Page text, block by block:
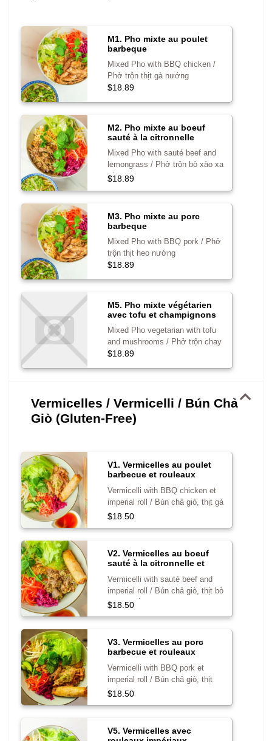
M1. Pho mixte au poulet
barbeque
Mixed Pho with BBQ chicken /
Phở trộn thịt gà nướng
$18.89
M2. Pho mixte au boeuf
sauté à la citronnelle
Mixed Pho with sauté beef and
lemongrass / Phở trộn bò xào xa
tế
$18.89
M3. Pho mixte au porc
barbeque
Mixed Pho with BBQ pork / Phở
trộn thịt heo nướng
$18.89
M5. Pho mixte végétarien
avec tofu et champignons
Mixed Pho vegetarian with tofu
and mushrooms / Phở trộn chay
$18.89
Vermicelles / Vermicelli / Bún Chả
Giò (Gluten-Free)
V1. Vermicelles au poulet
barbecue et rouleaux
Vermicelli with BBQ chicken et
imperial roll / Bún chả giò, thịt gà
nướng
$18.50
V2. Vermicelles au boeuf
sauté à la citronnelle et
Vermicelli with sauté beef and
imperial roll / Bún chả giò, thịt bò
xào xa tế
$18.50
V3. Vermicelles au porc
barbecue et rouleaux
Vermicelli with BBQ pork et
imperial roll / Bún chả giò, thịt
heo nướng
$18.50
V5. Vermicelles avec